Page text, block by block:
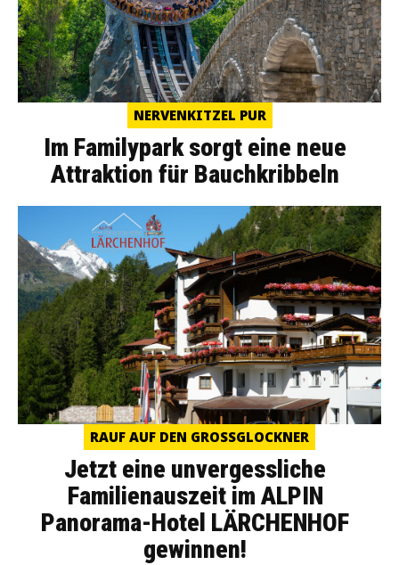
NERVENKITZEL PUR
Im Familypark sorgt eine neue
Attraktion für Bauchkribbeln
RAUF AUF DEN GROSSGLOCKNER
Jetzt eine unvergessliche
Familienauszeit im ALPIN
Panorama-Hotel LÄRCHENHOF
gewinnen!